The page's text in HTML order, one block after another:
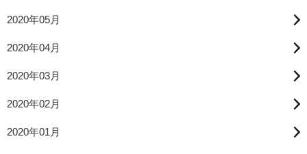
2020年05月
2020年04月
2020年03月
2020年02月
2020年01月